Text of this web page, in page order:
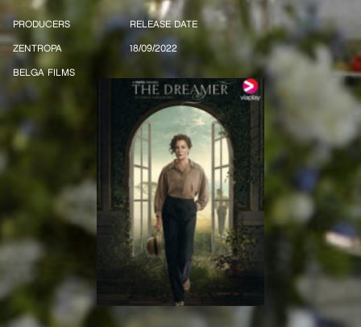
PRODUCERS
ZENTROPA
BELGA FILMS
RELEASE DATE
18/09/2022